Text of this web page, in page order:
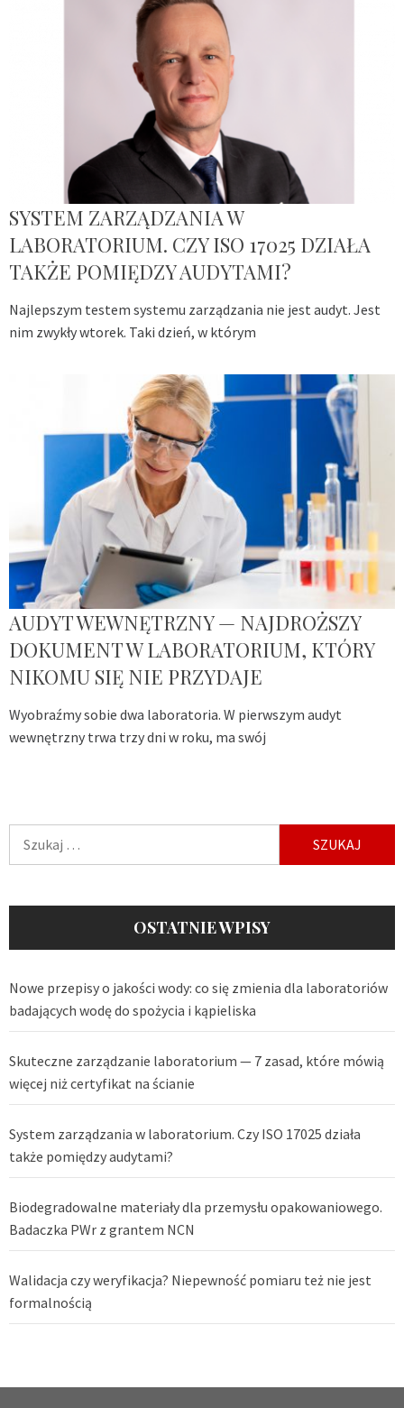
SYSTEM ZARZĄDZANIA W
LABORATORIUM. CZY ISO 17025 DZIAŁA
TAKŻE POMIĘDZY AUDYTAMI?
Najlepszym testem systemu zarządzania nie jest audyt. Jest
nim zwykły wtorek. Taki dzień, w którym
AUDYT WEWNĘTRZNY — NAJDROŻSZY
DOKUMENT W LABORATORIUM, KTÓRY
NIKOMU SIĘ NIE PRZYDAJE
Wyobraźmy sobie dwa laboratoria. W pierwszym audyt
wewnętrzny trwa trzy dni w roku, ma swój
OSTATNIE WPISY
Nowe przepisy o jakości wody: co się zmienia dla laboratoriów
badających wodę do spożycia i kąpieliska
Skuteczne zarządzanie laboratorium — 7 zasad, które mówią
więcej niż certyfikat na ścianie
System zarządzania w laboratorium. Czy ISO 17025 działa
także pomiędzy audytami?
Biodegradowalne materiały dla przemysłu opakowaniowego.
Badaczka PWr z grantem NCN
Walidacja czy weryfikacja? Niepewność pomiaru też nie jest
formalnością